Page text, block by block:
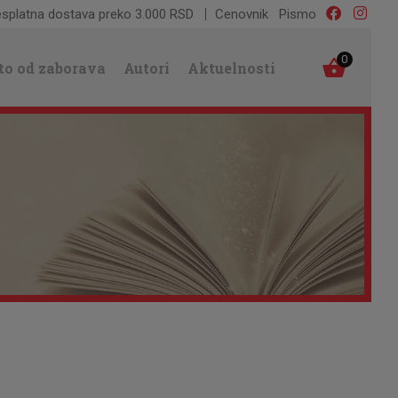
dostava preko 3.000 RSD Cenovnik Pismo
od zaborava Autori Aktuelnosti 0